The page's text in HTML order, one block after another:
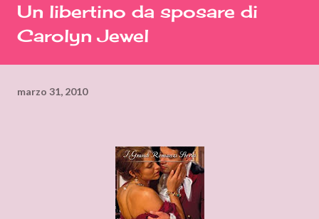
Un libertino da sposare di
Carolyn Jewel
marzo 31, 2010